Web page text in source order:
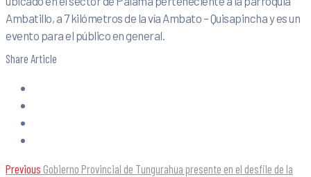
Ambatillo, a 7 kilómetros de la vía Ambato – Quisapincha y es un
evento para el público en general.
Share Article
Previous Gobierno Provincial de Tungurahua presente en el desfile de la